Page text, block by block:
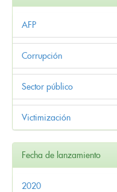
AFP
Corrupción
Sector público
Victimización
Fecha de lanzamiento
2020